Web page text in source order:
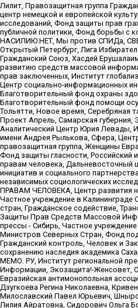
Лилит, Правозащитная группа
центр немецкой и европейской
исследований, Фонд защиты прав
публичной политики, Фонд борьбы с
НАСИЛИЮ.НЕТ, Мы против СПИДа,
Открытый Петербург, Лига
Гражданский Союз, Хасдей
развитию средств массовой
прав заключенных, Институт
Центр социально-информационных
Благотворительный фонд охраны
Благотворительный фонд помощи
Тольятти, Новое время, Серебряная
Проект Апрель, Самарская губерния,
Аналитический Центр Юрия Левады,
имени Андрея Рылькова, Сфера,
правозащитная группа, Женщины
Фонд защиты гласности, Российский
правам человека, Дальневосточный
инициатив и социального
независимых социологических
ПРАВАМ ЧЕЛОВЕКА, Центр развития
Частное учреждение в
стран, Гражданское содействие,
Защиты Прав Средств Массовой
прессы - Сибирь, Частное
Министров Северных Стран, Фонд
Гражданский контроль, Человек и
сохранению наследия академика
МЕМО. РУ, Институт региональной
Информации, Экозащита!-Женсовет,
Евразийская антимонопольная
Дзугкоева Регина Николаевна,
Милославский Павел Юрьевич,
Лилия Айратовна, Сидорович Ольга